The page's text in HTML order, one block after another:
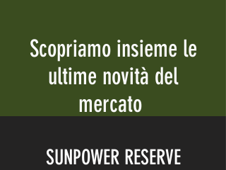
Scopriamo insieme le
ultime novità del
mercato
SUNPOWER RESERVE